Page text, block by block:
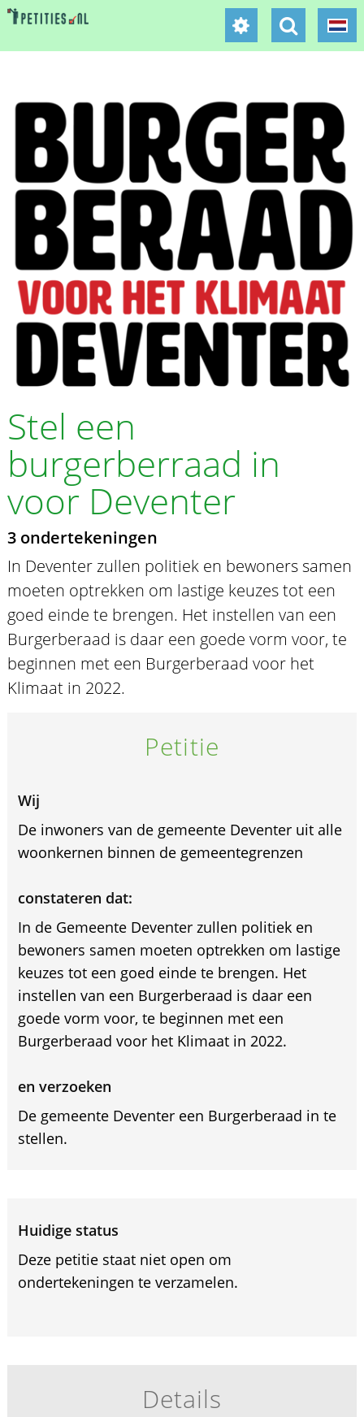
Stel een
burgerberraad in
voor Deventer
3 ondertekeningen
In Deventer zullen politiek en bewoners samen
moeten optrekken om lastige keuzes tot een
goed einde te brengen. Het instellen van een
Burgerberaad is daar een goede vorm voor, te
beginnen met een Burgerberaad voor het
Klimaat in 2022.
Petitie
Wij
De inwoners van de gemeente Deventer uit alle
woonkernen binnen de gemeentegrenzen
constateren dat:
In de Gemeente Deventer zullen politiek en
bewoners samen moeten optrekken om lastige
keuzes tot een goed einde te brengen. Het
instellen van een Burgerberaad is daar een
goede vorm voor, te beginnen met een
Burgerberaad voor het Klimaat in 2022.
en verzoeken
De gemeente Deventer een Burgerberaad in te
stellen.
Huidige status
Deze petitie staat niet open om
ondertekeningen te verzamelen.
Details